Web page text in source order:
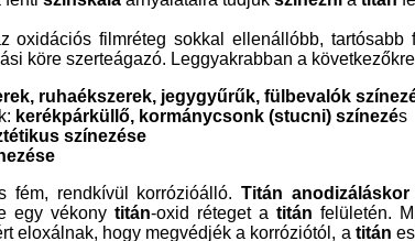
oxidációs filmréteg sokkal ellenállóbb, tartósabb
köre szerteágazó. Leggyakrabban a
ruhaékszerek, jegygyűrűk, fülbevalók
kerékpárküllő, kormánycsonk (stucni) színezés
színezése
fém, rendkívül korrózióálló.Titán anodizáláskor
egy vékony titán-oxid réteget a titán felületén.
eloxálnak, hogy megvédjék a korróziótól, a titán